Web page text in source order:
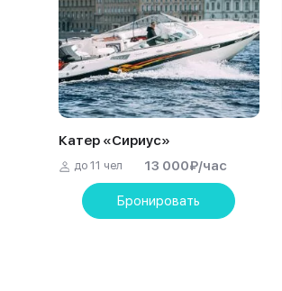
Катер «Сириус»
до 11 чел 13 000₽/час
Бронировать